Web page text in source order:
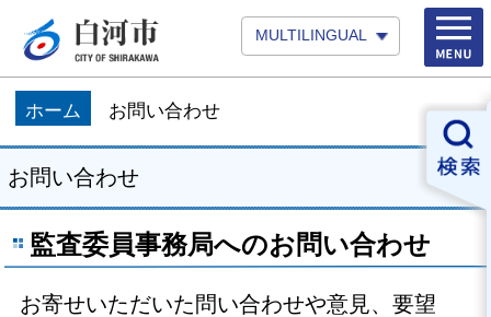
MULTILINGUAL
ホーム お問い合わせ
お問い合わせ
監査委員事務局へのお問い合わせ
お寄せいただいた問い合わせや意見、要望